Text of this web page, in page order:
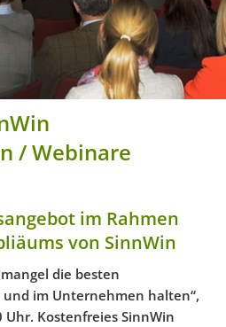
/ Webinare
im Rahmen
von SinnWin
die besten
im Unternehmen halten“,
Uhr. Kostenfreies SinnWin